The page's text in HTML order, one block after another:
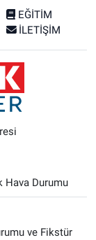
EĞİTİM
İLETİŞİM
Hava Durumu
ve Fikstür